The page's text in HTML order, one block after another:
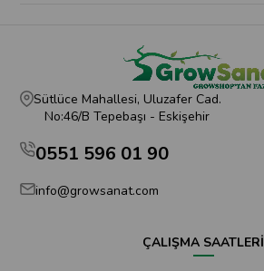
Sütlüce Mahallesi, Uluzafer Cad.
No:46/B Tepebaşı - Eskişehir
0551 596 01 90
info@growsanat.com
ÇALIŞMA SAATLERİ